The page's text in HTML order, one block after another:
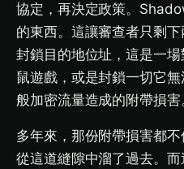
協定，再決定政策。
的東西。這讓審查者只剩
封鎖目的地位址，這是一
鼠遊戲，或是封鎖一切它
般加密流量造成的附帶損害
多年來，那份附帶損害都
從這道縫隙中溜了過去。而